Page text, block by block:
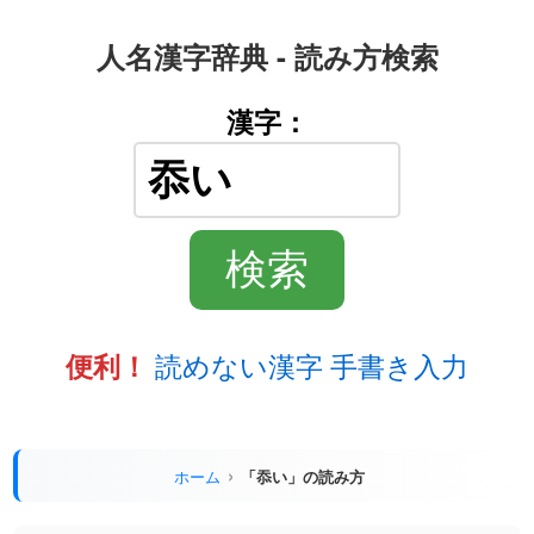
人名漢字辞典 - 読み方検索
漢字：
便利！ 読めない漢字 手書き入力
ホーム 「忝い」の読み方